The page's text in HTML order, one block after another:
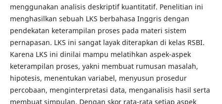
menggunakan analisis deskriptif kuantitatif. Penelitian ini
menghasilkan sebuah LKS berbahasa Inggris dengan
pendekatan keterampilan proses pada materi sistem
pernapasan. LKS ini sangat layak diterapkan di kelas RSBI.
Karena LKS ini dinilai mampu melatihkan aspek-aspek
keterampilan proses, yakni membuat rumusan masalah,
hipotesis, menentukan variabel, menyusun prosedur
percobaan, menginterpretasi data, menganalisis hasil serta
membuat simpulan. Dengan skor rata-rata setiap aspek